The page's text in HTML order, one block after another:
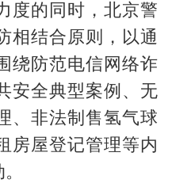
度的同时，北京警
相结合原则，以通
绕防范电信网络诈
安全典型案例、无
、非法制售氢气球
房屋登记管理等内